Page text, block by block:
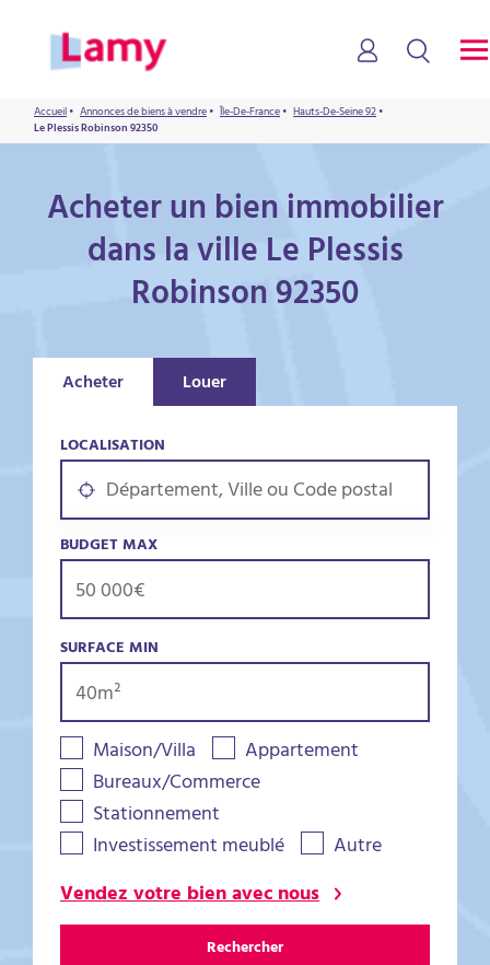
Accueil• Annonces de biens à vendre• Île-De-France• Hauts-De-Seine 92•
Le Plessis Robinson 92350
Acheter un bien immobilier
dans la ville Le Plessis
Robinson 92350
Acheter Louer
LOCALISATION
BUDGET MAX
SURFACE MIN
Maison/Villa
Appartement
Bureaux/Commerce
Stationnement
Investissement meublé
Autre
Vendez votre bien avec nous
Rechercher